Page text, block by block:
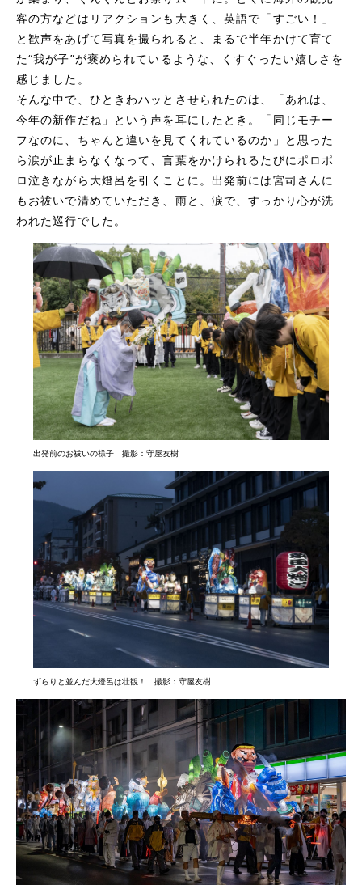
客の方などはリアクションも大きく、英語で「すごい！」
と歓声をあげて写真を撮られると、まるで半年かけて育て
た“我が子”が褒められているような、くすぐったい嬉しさを
感じました。
そんな中で、ひときわハッとさせられたのは、「あれは、
今年の新作だね」という声を耳にしたとき。「同じモチー
フなのに、ちゃんと違いを見てくれているのか」と思った
ら涙が止まらなくなって、言葉をかけられるたびにポロポ
ロ泣きながら大燈呂を引くことに。出発前には宮司さんに
もお祓いで清めていただき、雨と、涙で、すっかり心が洗
われた巡行でした。
出発前のお祓いの様子 撮影：守屋友樹
ずらりと並んだ大燈呂は壮観！ 撮影：守屋友樹